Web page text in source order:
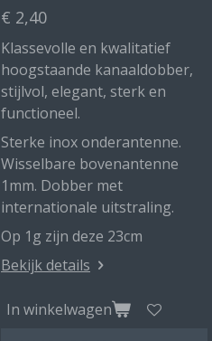
€ 2,40
Klassevolle en kwalitatief
hoogstaande kanaaldobber,
stijlvol, elegant, sterk en
functioneel.
Sterke inox onderantenne.
Wisselbare bovenantenne
1mm. Dobber met
internationale uitstraling.
Op 1g zijn deze 23cm
Bekijk details
In winkelwagen